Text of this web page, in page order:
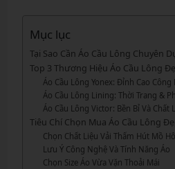
Mục lục
Tại Sao Cần Áo Cầu Lông Chuyên
Top 3 Thương Hiệu Áo Cầu Lông
Áo Cầu Lông Yonex: Đỉnh Cao Công
Áo Cầu Lông Lining: Thời Trang &
Áo Cầu Lông Victor: Bền Bỉ Và Chất
Tiêu Chí Chọn Mua Áo Cầu Lông
Chọn Chất Liệu Vải Thấm Hút Mồ
Lưu Ý Công Nghệ Và Tính Năng Áo
Chọn Size Áo Vừa Vặn Thoải Mái